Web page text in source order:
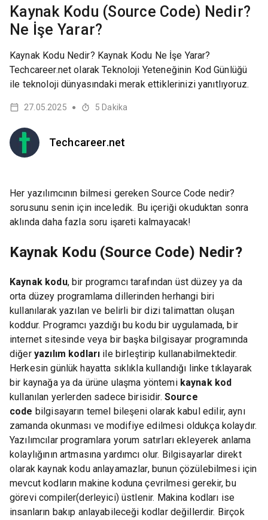
Kaynak Kodu (Source Code) Nedir?
Ne İşe Yarar?
Kaynak Kodu Nedir? Kaynak Kodu Ne İşe Yarar?
Techcareer.net olarak Teknoloji Yeteneğinin Kod Günlüğü
ile teknoloji dünyasındaki merak ettiklerinizi yanıtlıyoruz.
Techcareer.net
27.05.2025 ● 5 Dakika
Her yazılımcının bilmesi gereken Source Code nedir?
sorusunu senin için inceledik. Bu içeriği okuduktan sonra
aklında daha fazla soru işareti kalmayacak!
Kaynak Kodu (Source Code) Nedir?
Kaynak kodu, bir programcı tarafından üst düzey ya da
orta düzey programlama dillerinden herhangi biri
kullanılarak yazılan ve belirli bir dizi talimattan oluşan
koddur. Programcı yazdığı bu kodu bir uygulamada, bir
internet sitesinde veya bir başka bilgisayar programında
diğer yazılım kodları ile birleştirip kullanabilmektedir.
Herkesin günlük hayatta sıklıkla kullandığı linke tıklayarak
bir kaynağa ya da ürüne ulaşma yöntemi kaynak kod
kullanılan yerlerden sadece birisidir. Source
code bilgisayarın temel bileşeni olarak kabul edilir, aynı
zamanda okunması ve modifiye edilmesi oldukça kolaydır.
Yazılımcılar programlara yorum satırları ekleyerek anlama
kolaylığının artmasına yardımcı olur. Bilgisayarlar direkt
olarak kaynak kodu anlayamazlar, bunun çözülebilmesi için
mevcut kodların makine koduna çevrilmesi gerekir, bu
görevi compiler(derleyici) üstlenir. Makina kodları ise
insanların bakıp anlayabileceği kodlar değillerdir. Birçok